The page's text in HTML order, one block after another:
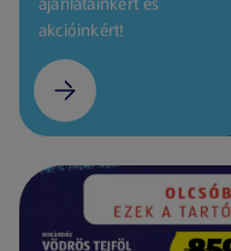
akcióinkért!